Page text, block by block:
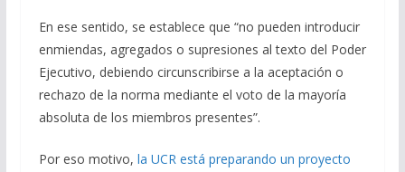
En ese sentido, se establece que “no pueden introducir
enmiendas, agregados o supresiones al texto del Poder
Ejecutivo, debiendo circunscribirse a la aceptación o
rechazo de la norma mediante el voto de la mayoría
absoluta de los miembros presentes”.
Por eso motivo, la UCR está preparando un proyecto